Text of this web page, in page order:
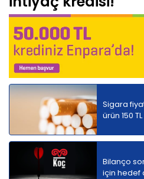
Sigara
ürün 150 TL
Bilanço
için hedef